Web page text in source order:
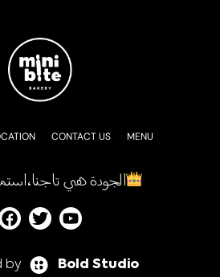
CONTACT US MENU
!الجودة هي تاجنا،
by Bold Studio